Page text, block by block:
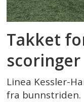
Takket
scoringer
Linea Kessler-
fra bunnstriden.